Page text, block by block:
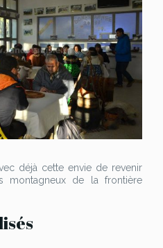
déjà cette envie de revenir
montagneux de la frontière